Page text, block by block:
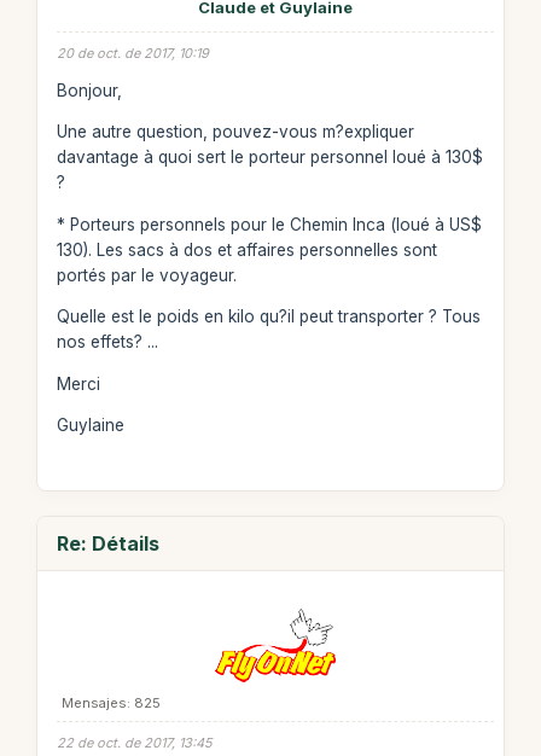
Claude et Guylaine
20 de oct. de 2017, 10:19
Bonjour,
Une autre question, pouvez-vous m?expliquer
davantage à quoi sert le porteur personnel loué à 130$
?
* Porteurs personnels pour le Chemin Inca (loué à US$
130). Les sacs à dos et affaires personnelles sont
portés par le voyageur.
Quelle est le poids en kilo qu?il peut transporter ? Tous
nos effets? ...
Merci
Guylaine
Re: Détails
Mensajes: 825
22 de oct. de 2017, 13:45